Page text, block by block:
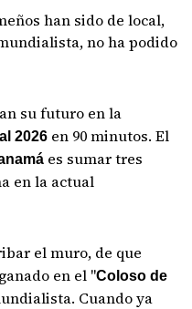
han sido de local,
no ha podido
su futuro en la
2026 en 90 minutos. El
es sumar tres
en la actual
el muro, de que
en el "Coloso de
Cuando ya